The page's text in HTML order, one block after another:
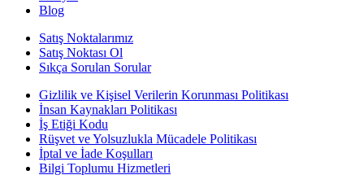
Blog
Satış Noktalarımız
Satış Noktası Ol
Sıkça Sorulan Sorular
Gizlilik ve Kişisel Verilerin Korunması Politikası
İnsan Kaynakları Politikası
İş Etiği Kodu
Rüşvet ve Yolsuzlukla Mücadele Politikası
İptal ve İade Koşulları
Bilgi Toplumu Hizmetleri